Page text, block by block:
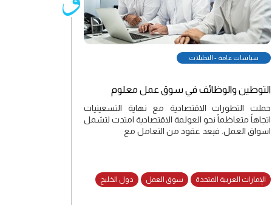
سياسات عامة - التحليلات
التوطين والوظائف في سوق عمل معلوم
حملت التطورات الاقتصادية مع نهاية التسعينيات
اتجاهاً متعاظماً نحو العولمة الاقتصادية امتدت لتشمل
اسواق العمل. فبعد عقود من التعامل مع
الإمارات العربية المتحدة سوق العمل دول الخليج